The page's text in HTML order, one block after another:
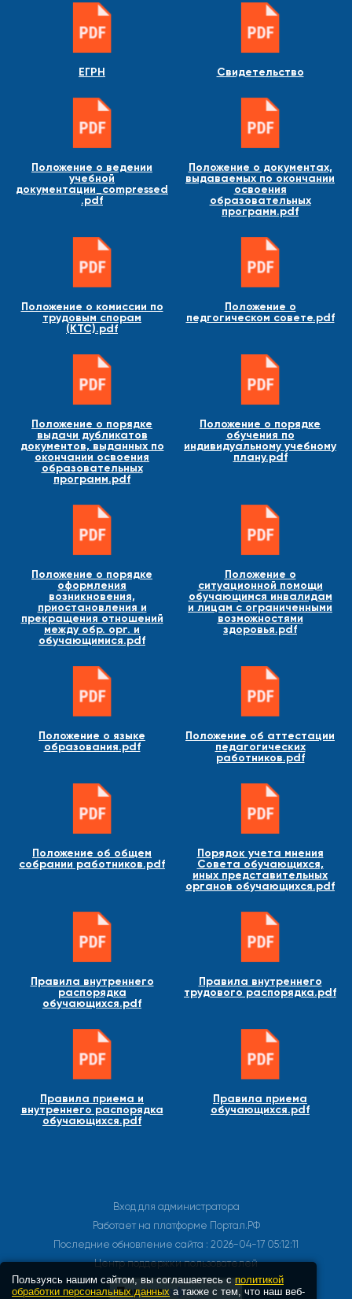
ЕГРН Свидетельство
Положение о ведении
учебной
документации_compressed
.pdf
Положение о документах,
выдаваемых по окончании
освоения
образовательных
программ.pdf
Положение о комиссии по
трудовым спорам
(КТС).pdf
Положение о
педгогическом совете.pdf
Положение о порядке
выдачи дубликатов
документов, выданных по
окончании освоения
образовательных
программ.pdf
Положение о порядке
обучения по
индивидуальному учебному
плану.pdf
Положение о порядке
оформления
возникновения,
приостановления и
прекращения отношений
между обр. орг. и
обучающимися.pdf
Положение о
ситуационной помощи
обучающимся инвалидам
и лицам с ограниченными
возможностями
здоровья.pdf
Положение о языке
образования.pdf
Положение об аттестации
педагогических
работников.pdf
Положение об общем
собрании работников.pdf
Порядок учета мнения
Совета обучающихся,
иных представительных
органов обучающихся.pdf
Правила внутреннего
распорядка
обучающихся.pdf
Правила внутреннего
трудового распорядка.pdf
Правила приема и
внутреннего распорядка
обучающихся.pdf
Правила приема
обучающихся.pdf
Вход для администратора
Работает на платформе Портал.РФ
Последние обновление сайта : 2026-04-17 05:12:11
Центр поддержки пользователей
Пользуясь нашим сайтом, вы соглашаетесь сполитикой
обработки персональных данных а также с тем, что наш веб-